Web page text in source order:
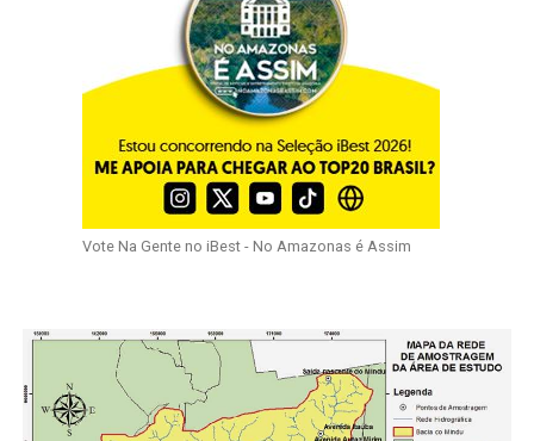
Vote Na Gente no iBest - No Amazonas é Assim